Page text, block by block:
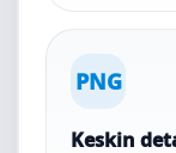
PNG
Keskin